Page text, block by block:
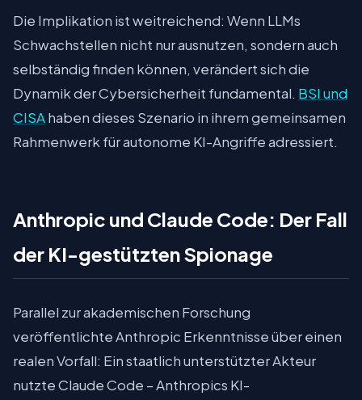
Die Implikation ist weitreichend: Wenn LLMs
Schwachstellen nicht nur ausnutzen, sondern auch
selbständig finden können, verändert sich die
Dynamik der Cybersicherheit fundamental. BSI und
CISAhaben dieses Szenario in ihrem gemeinsamen
Rahmenwerk für autonome KI-Angriffe adressiert.
Anthropic und Claude Code: Der Fall
der KI-gestützten Spionage
Parallel zur akademischen Forschung
veröffentlichte Anthropic Erkenntnisse über einen
realen Vorfall: Ein staatlich unterstützter Akteur
nutzte Claude Code – Anthropics KI-